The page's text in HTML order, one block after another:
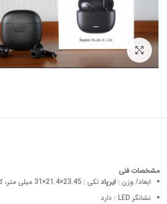
برای بزرگنمایی کلیک کنید
مشخصات فنی
ابعاد/ وزن : ایرپادتکی : 23.45×21.4×31 میلی متر، کیس شارژ : 26.85×55.95×57 میلی متر، وزن
نشانگر LED :
دارد